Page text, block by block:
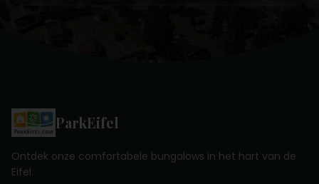
ParkEifel
Ontdek onze comfortabele bungalows in het hart van de
Eifel.